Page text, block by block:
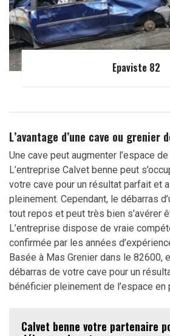
Epaviste 82
L’avantage d’une cave ou grenier
Une cave peut augmenter l’espace
L’entreprise Calvet benne peut
votre cave pour un résultat parfait et
pleinement. Cependant, le débarras
tout repos et peut très bien s’avérer
L’entreprise dispose de vraie
confirmée par les années
Basée à Mas Grenier dans le 82600,
débarras de votre cave pour un
bénéficier pleinement de l’espace en
Calvet benne votre partenaire